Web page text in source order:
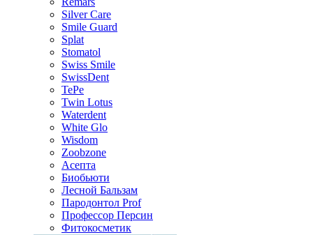
Silver Care
Smile Guard
Splat
Stomatol
Swiss Smile
SwissDent
TePe
Twin Lotus
Waterdent
White Glo
Wisdom
Zoobzone
Асепта
Биобьюти
Лесной Бальзам
Пародонтол Prof
Профессор Персин
Фитокосметик